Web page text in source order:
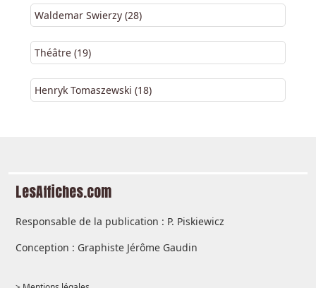
Waldemar Swierzy (28)
Théâtre (19)
Henryk Tomaszewski (18)
LesAffiches.com
Responsable de la publication : P. Piskiewicz
Conception : Graphiste Jérôme Gaudin